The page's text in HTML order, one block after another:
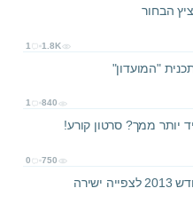
1 1.8K
1 840
יותר ממך? סרטון קורע!
0 750